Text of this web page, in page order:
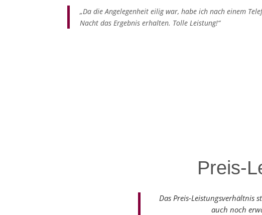
„Da die Angelegenheit eilig war, habe ich nach einem
Nacht das Ergebnis erhalten. Tolle Leistung!“
Preis-
Das Preis-Leistungsverhältnis
auch noch